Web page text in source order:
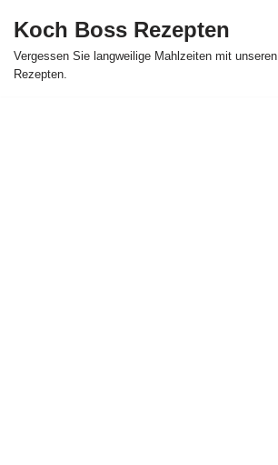
Skip
to
Koch Boss Rezepten
Vergessen Sie langweilige Mahlzeiten mit unseren
Rezepten.